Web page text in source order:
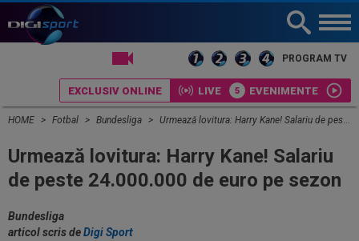
PROGRAM TV
EXCLUSIV ONLINE LIVE EVENIMENTE
HOME Fotbal Bundesliga Urmează lovitura: Harry Kane! Salariu de peste 24.000.000 de euro pe sezon
Urmează lovitura: Harry Kane! Salariu
de peste 24.000.000 de euro pe sezon
Bundesliga
articol scris deDigi Sport